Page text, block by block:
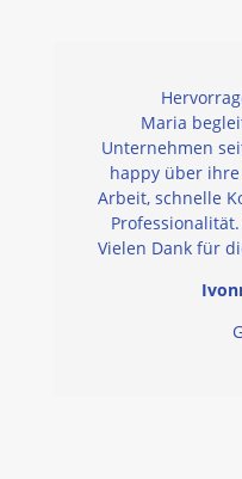
Maria
Unternehmen
happy über
Arbeit, schnelle
Vielen Dank für